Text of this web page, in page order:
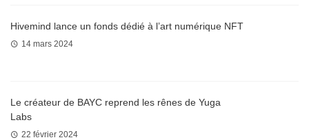
Hivemind lance un fonds dédié à l’art numérique NFT
14 mars 2024
Le créateur de BAYC reprend les rênes de Yuga
Labs
22 février 2024